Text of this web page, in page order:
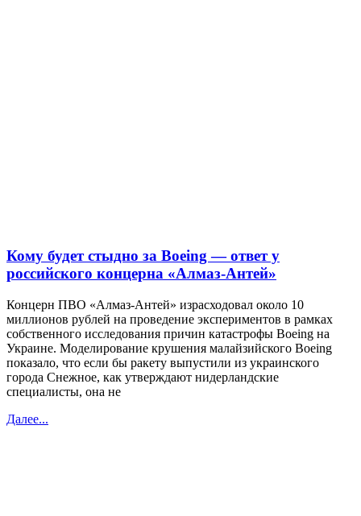
Кому будет стыдно за Boeing — ответ у
российского концерна «Алмаз-Антей»
Концерн ПВО «Алмаз-Антей» израсходовал около 10
миллионов рублей на проведение экспериментов в рамках
собственного исследования причин катастрофы Boeing на
Украине. Моделирование крушения малайзийского Boeing
показало, что если бы ракету выпустили из украинского
города Снежное, как утверждают нидерландские
специалисты, она не
Далее...